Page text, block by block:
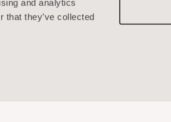
and analytics
that they’ve collected